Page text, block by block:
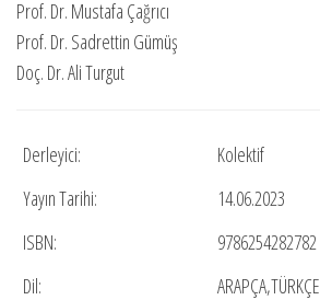
Prof. Dr. Mustafa Çağrıcı
Prof. Dr. Sadrettin Gümüş
Doç. Dr. Ali Turgut
Derleyici:
Kolektif
Yayın Tarihi:
14.06.2023
ISBN:
9786254282782
Dil:
ARAPÇA,TÜRKÇE